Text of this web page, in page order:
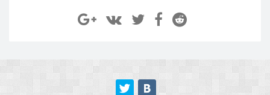
Piastrix EUR
Revolut GBP
Piastrix USD